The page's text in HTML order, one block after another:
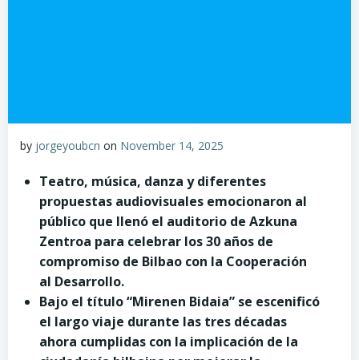
by jorgeyoubcn on November 14, 2025
Teatro, música, danza y diferentes
propuestas audiovisuales emocionaron al
público que llenó el auditorio de Azkuna
Zentroa para celebrar los 30 años de
compromiso de Bilbao con la Cooperación
al Desarrollo.
Bajo el título “Mirenen Bidaia” se escenificó
el largo viaje durante las tres décadas
ahora cumplidas con la implicación de la